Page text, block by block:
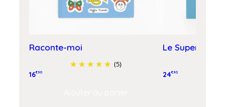
Raconte-moi
(5)
16€90
Le Super
24€90